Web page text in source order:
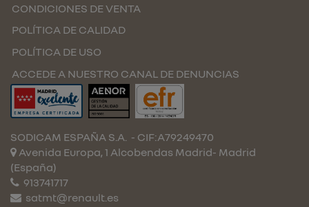
CONDICIONES DE VENTA
POLÍTICA DE CALIDAD
POLÍTICA DE USO
ACCEDE A NUESTRO CANAL DE DENUNCIAS
SODICAM ESPAÑA S.A. - CIF:A79249470
Avenida Europa, 1 Alcobendas Madrid- Madrid
(España)
913741717
satmt@renault.es